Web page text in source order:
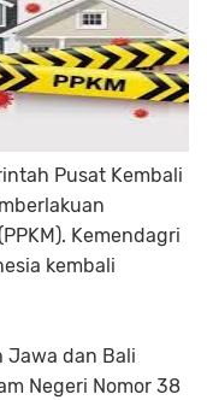
Pusat Kembali
Kemendagri
kembali
Jawa dan Bali
Negeri Nomor 38